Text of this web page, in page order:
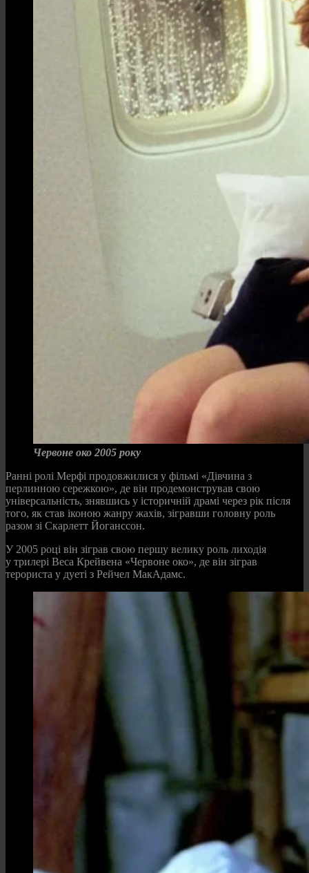
Червоне око 2005 року
Ранні ролі Мерфі продовжилися у фільмі «Дівчина з
перлинною сережкою», де він продемонстрував свою
універсальність, знявшись у історичній драмі через рік після
того, як став іконою жанру жахів, зігравши головну роль
разом зі Скарлетт Йоганссон.
У 2005 році він зіграв свою першу велику роль лиходія
у трилері Веса Крейвена «Червоне око», де він зіграв
терориста у дуеті з Рейчел МакАдамс.